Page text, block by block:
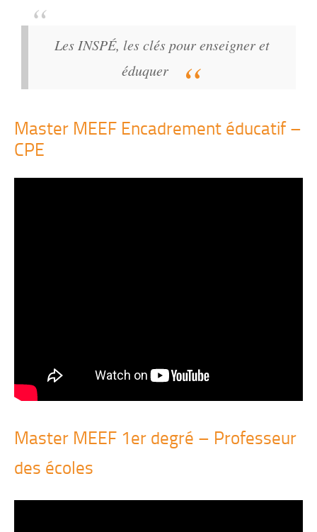
Les INSPÉ, les clés pour enseigner et
éduquer
Master MEEF Encadrement éducatif –
CPE
Master MEEF 1er degré – Professeur
des écoles